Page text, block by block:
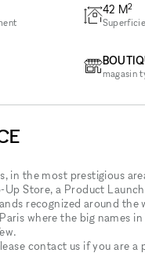
42 M2
magasin
in the most prestigious
Store, a Product
recognized around
where the big names
contact us if you are